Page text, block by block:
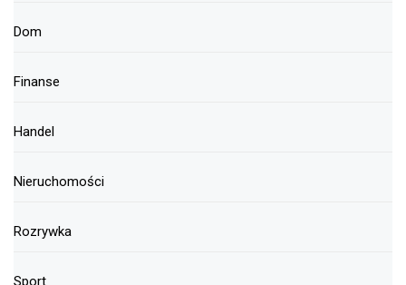
Dom
Finanse
Handel
Nieruchomości
Rozrywka
Sport